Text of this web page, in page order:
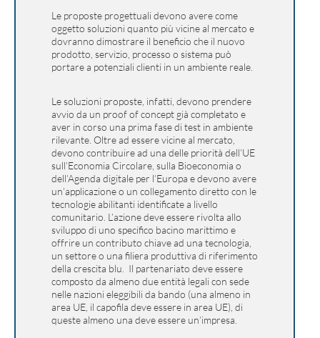
Le proposte progettuali devono avere come
oggetto soluzioni quanto più vicine al mercato e
dovranno dimostrare il beneficio che il nuovo
prodotto, servizio, processo o sistema può
portare a potenziali clienti in un ambiente reale.
Le soluzioni proposte, infatti, devono prendere
avvio da un proof of concept già completato e
aver in corso una prima fase di test in ambiente
rilevante. Oltre ad essere vicine al mercato,
devono contribuire ad una delle priorità dell’UE
sull’Economia Circolare, sulla Bioeconomia o
dell’Agenda digitale per l’Europa e devono avere
un’applicazione o un collegamento diretto con le
tecnologie abilitanti identificate a livello
comunitario. L’azione deve essere rivolta allo
sviluppo di uno specifico bacino marittimo e
offrire un contributo chiave ad una tecnologia,
un settore o una filiera produttiva di riferimento
della crescita blu. Il partenariato deve essere
composto da almeno due entità legali con sede
nelle nazioni eleggibili da bando (una almeno in
area UE, il capofila deve essere in area UE), di
queste almeno una deve essere un’impresa.